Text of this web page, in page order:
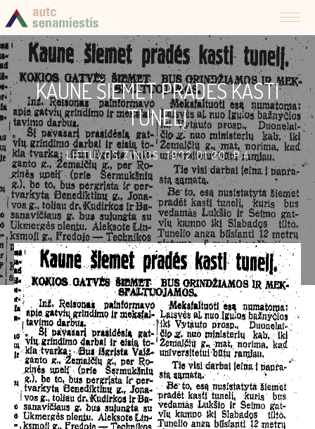
KAUNE ŠIEMET PRADĖS KASTI
TUNELĮ
LIETUVOS ŽINIOS. 1932 01 20. P.4